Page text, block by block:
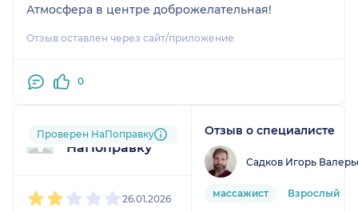
Атмосфера в центре доброжелательная!
Отзыв оставлен через сайт/приложение
0
Пользователь
НаПоправку
Проверен НаПоправку
26.01.2026
Отзыв о специалисте
Садков Игорь
массажист Взрослый